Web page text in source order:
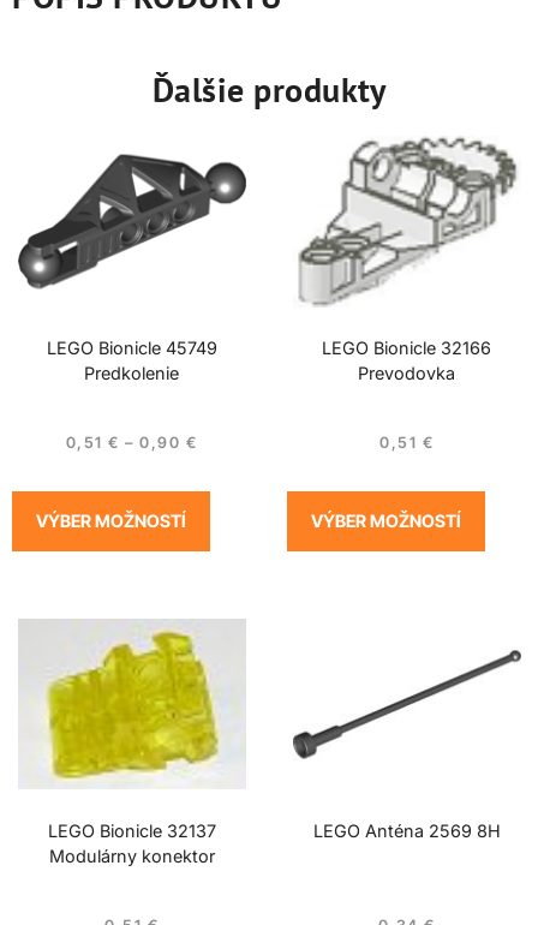
Ďalšie produkty
LEGO Bionicle 45749
Predkolenie
0,51€ – 0,90 €
VÝBER MOŽNOSTÍ
LEGO Bionicle 32166
Prevodovka
0,51 €
VÝBER MOŽNOSTÍ
LEGO Bionicle 32137
Modulárny konektor
LEGO Anténa 2569 8H